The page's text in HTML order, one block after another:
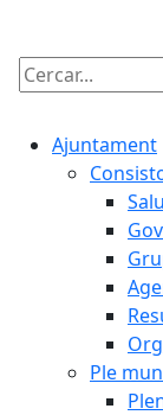
Cercar:
Ajuntament
Ple